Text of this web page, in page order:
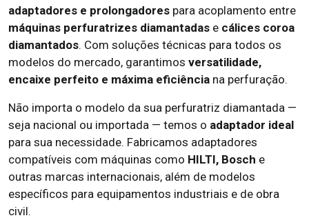
adaptadores e prolongadores para acoplamento entre
máquinas perfuratrizes diamantadas e cálices coroa
diamantados. Com soluções técnicas para todos os
modelos do mercado, garantimos versatilidade,
encaixe perfeito e máxima eficiência na perfuração.
Não importa o modelo da sua perfuratriz diamantada —
seja nacional ou importada — temos o adaptador ideal
para sua necessidade. Fabricamos adaptadores
compatíveis com máquinas como HILTI, Bosch e
outras marcas internacionais, além de modelos
específicos para equipamentos industriais e de obra
civil.